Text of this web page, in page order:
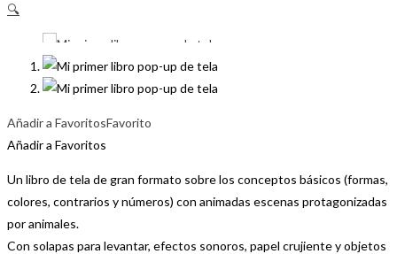
🔍
Añadir a FavoritosFavorito
Añadir a Favoritos
Un libro de tela de gran formato sobre los conceptos básicos (formas,
colores, contrarios y números) con animadas escenas protagonizadas
por animales.
Con solapas para levantar, efectos sonoros, papel crujiente y objetos